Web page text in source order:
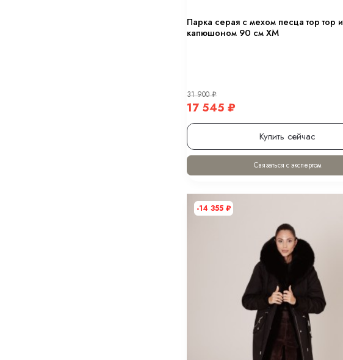
Парка серая с мехом песца тор тор и
капюшоном 90 см ХМ
31 900₽
17 545 ₽
Купить сейчас
Связаться с экспертом
-14 355 ₽